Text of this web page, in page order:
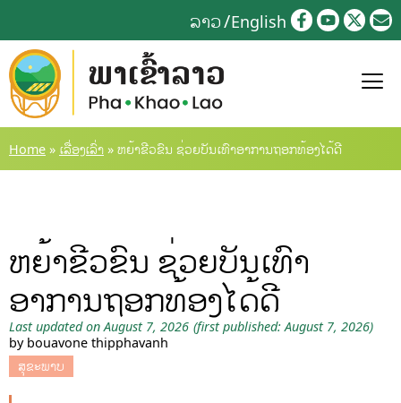
to
content
ລາວ English
Home » ເລື່ອງເລົ່າ » ຫຍ້າຂີວຂົນ ຊ່ວຍບັນເທົາອາການຖອກທ້ອງໄດ້ດີ
ຫຍ້າຂີວຂົນ ຊ່ວຍບັນເທົາ
ອາການຖອກທ້ອງໄດ້ດີ
Last updated on August 7, 2026 (first published: August 7, 2026)
by bouavone thipphavanh
ສຸຂະພາບ